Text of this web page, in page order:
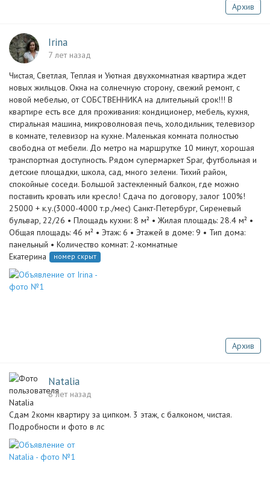
Архив
Irina
7 лет назад
Чистая, Светлая, Теплая и Уютная двухкомнатная квартира ждет
новых жильцов. Окна на солнечную сторону, свежий ремонт, с
новой мебелью, от СОБСТВЕННИКА на длительный срок!!! В
квартире есть все для проживания: кондиционер, мебель, кухня,
стиральная машина, микроволновая печь, холодильник, телевизор
в комнате, телевизор на кухне. Маленькая комната полностью
свободна от мебели. До метро на маршрутке 10 минут, хорошая
транспортная доступность. Рядом супермаркет Spar, футбольная и
детские площадки, школа, сад, много зелени. Тихий район,
спокойные соседи. Большой застекленный балкон, где можно
поставить кровать или кресло! Сдача по договору, залог 100%!
25000 + к.у.(3000-4000 т.р./мес) Санкт-Петербург, Сиреневый
бульвар, 22/26 • Площадь кухни: 8 м² • Жилая площадь: 28.4 м² •
Общая площадь: 46 м² • Этаж: 6 • Этажей в доме: 9 • Тип дома:
панельный • Количество комнат: 2-комнатные
Екатерина
номер скрыт
Архив
Natalia
8 лет назад
Сдам 2комн квартиру за ципком. 3 этаж, с балконом, чистая.
Подробности и фото в лс